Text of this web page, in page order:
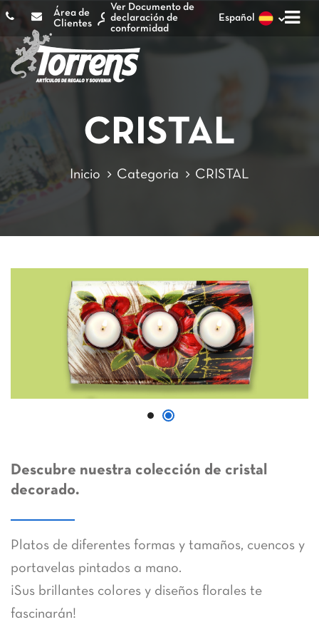
Área de
Clientes
Ver Documento de
declaración de
conformidad
Español
CRISTAL
Inicio Categoria CRISTAL
Descubre nuestra colección de cristal
decorado.
Platos de diferentes formas y tamaños, cuencos y
portavelas pintados a mano.
¡Sus brillantes colores y diseños florales te
fascinarán!